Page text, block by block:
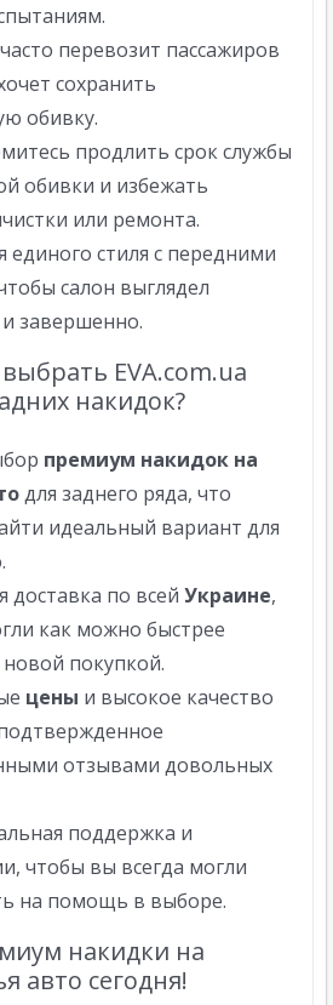
перевозит пассажиров
сохранить
обивку.
продлить срок службы
обивки и избежать
или ремонта.
единого стиля с передними
салон выглядел
завершенно.
EVA.com.ua
накидок?
премиум накидок на
для заднего ряда, что
идеальный вариант для
доставка по всей Украине,
как можно быстрее
новой покупкой.
цены и высокое качество
отзывами довольных
поддержка и
чтобы вы всегда могли
на помощь в выборе.
накидки на
авто сегодня!